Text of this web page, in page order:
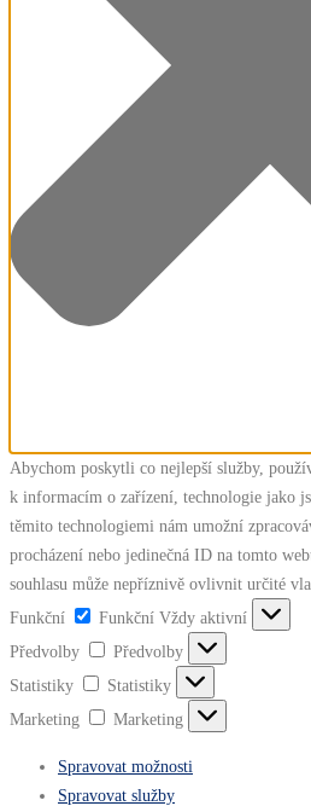
Abychom poskytli co nejlepší služby,
k informacím o zařízení, technologie jako
těmito technologiemi nám umožní
procházení nebo jedinečná ID na tomto
souhlasu může nepříznivě ovlivnit určité
Funkční
Funkční Vždy aktivní
Předvolby
Předvolby
Statistiky
Statistiky
Marketing
Marketing
Spravovat možnosti
Spravovat služby